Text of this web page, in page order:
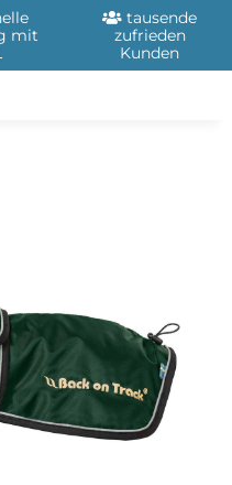
mit
tausende
zufrieden
Kunden